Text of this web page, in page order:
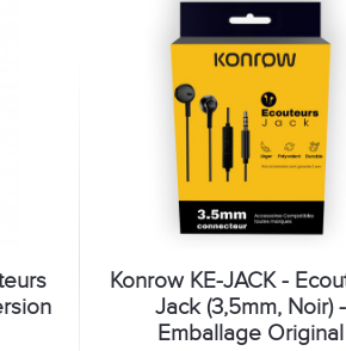
Konrow KE-JACK -
Jack (3,5mm, Noir) -
Emballage Original